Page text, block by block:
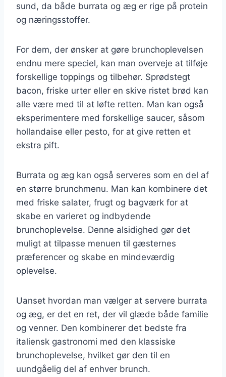
sund, da både burrata og æg er rige på protein
og næringsstoffer.
For dem, der ønsker at gøre brunchoplevelsen
endnu mere speciel, kan man overveje at tilføje
forskellige toppings og tilbehør. Sprødstegt
bacon, friske urter eller en skive ristet brød kan
alle være med til at løfte retten. Man kan også
eksperimentere med forskellige saucer, såsom
hollandaise eller pesto, for at give retten et
ekstra pift.
Burrata og æg kan også serveres som en del af
en større brunchmenu. Man kan kombinere det
med friske salater, frugt og bagværk for at
skabe en varieret og indbydende
brunchoplevelse. Denne alsidighed gør det
muligt at tilpasse menuen til gæsternes
præferencer og skabe en mindeværdig
oplevelse.
Uanset hvordan man vælger at servere burrata
og æg, er det en ret, der vil glæde både familie
og venner. Den kombinerer det bedste fra
italiensk gastronomi med den klassiske
brunchoplevelse, hvilket gør den til en
uundgåelig del af enhver brunch.